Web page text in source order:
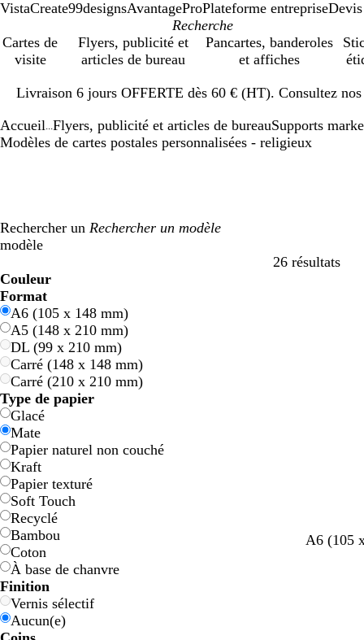
VistaCreate99designsAvantageProPlateforme entreprise
Cartes de
visite
Flyers, publicité et
articles de bureau
Pancartes, banderoles
et affiches
Livraison 6 jours OFFERTE dès 60 € (HT). Consultez
1
Accueil Flyers, publicité et articles de bureauSupports
Modèles de cartes postales personnalisées - religieux
Rechercher un
modèle
26 résultats
Filtres
Couleur
B
l
e
u
B
l
e
u
V
e
r
t
V
e
r
t
J
a
u
n
e
J
a
u
n
e
O
r
a
n
g
e
O
r
a
n
g
e
R
o
u
g
e
R
o
u
g
e
G
r
i
s
G
r
i
s
B
l
a
n
c
B
l
a
n
c
N
o
i
r
N
o
i
r
M
a
r
r
o
n
M
a
r
r
o
n
C
r
è
m
e
C
r
è
m
e
V
i
o
l
e
t
V
i
o
l
e
t
R
o
s
e
R
o
s
e
Format
A6 (105 x 148 mm)
A5 (148 x 210 mm)
DL (99 x 210 mm)
Carré (148 x 148 mm)
Carré (210 x 210 mm)
Type de papier
Glacé
Mate
Papier naturel non couché
Kraft
Papier texturé
Soft Touch
Recyclé
Bambou
Coton
À base de chanvre
Finition
Vernis sélectif
Aucun(e)
A6 (105